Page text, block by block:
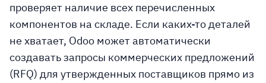
проверяет наличие всех перечисленных
компонентов на складе. Если каких-то деталей
не хватает, Odoo можетавтоматически
создавать запросы коммерческих предложений
(RFQ) для утвержденных поставщиков прямо из